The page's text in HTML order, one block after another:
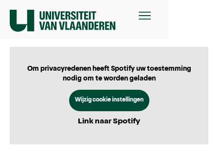
Om privacyredenen heeft Spotify uw toestemming
nodig om te worden geladen
Wijzig cookie instellingen
Link naar Spotify